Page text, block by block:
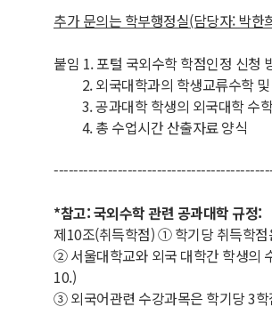
추가 문의는 학부행정실(담당자: 박
붙임 1. 포털 국외수학 학점인정 신청
2. 외국대학과의 학생교류수학 및
3. 공과대학 학생의 외국대학 수학
4. 총 수업시간 산출자료 양식
*참고: 국외수학 관련 공과대학 규정:
제10조(취득학점) ① 학기당 취득학점
② 서울대학교와 외국 대학간 학생의
10.)
③ 외국어관련 수강과목은 학기당 3